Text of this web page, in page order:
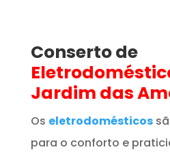
Conserto de
Jardim das
Os eletrodomésticos
para o conforto e